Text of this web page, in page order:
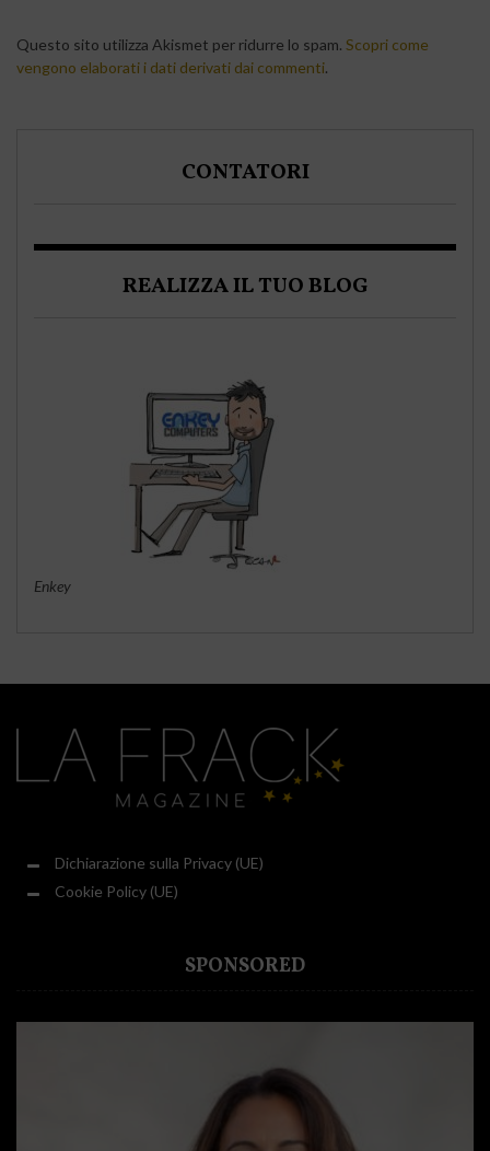
Questo sito utilizza Akismet per ridurre lo spam. Scopri come
vengono elaborati i dati derivati dai commenti.
CONTATORI
REALIZZA IL TUO BLOG
Enkey
Dichiarazione sulla Privacy (UE)
Cookie Policy (UE)
SPONSORED